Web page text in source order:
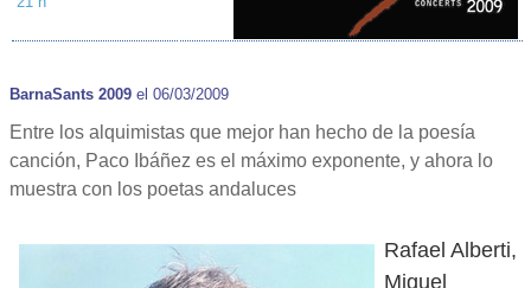
BarnaSants 2009 el 06/03/2009
Entre los alquimistas que mejor han hecho de la poesía
canción, Paco Ibáñez es el máximo exponente, y ahora lo
muestra con los poetas andaluces
Rafael Alberti,
Miguel